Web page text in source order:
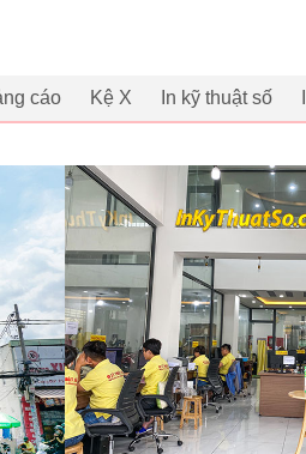
cáo Kệ X In kỹ thuật số